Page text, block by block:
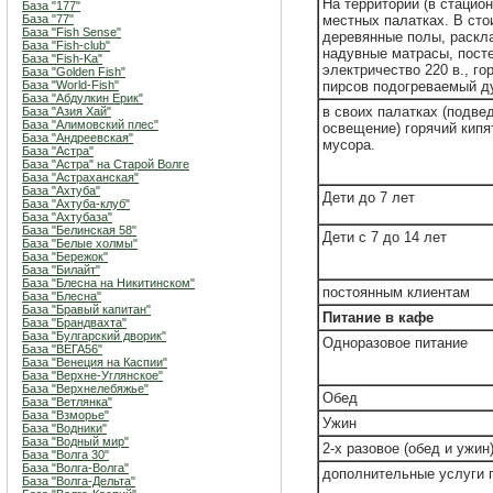
База "177"
База "77"
База "Fish Sense"
База "Fish-club"
База "Fish-Ka"
База "Golden Fish"
База "World-Fish"
База "Абдулкин Ерик"
База "Азия Хай"
База "Алимовский плес"
База "Андреевская"
База "Астра"
База "Астра" на Старой Волге
База "Астраханская"
База "Ахтуба"
База "Ахтуба-клуб"
База "Ахтубаза"
База "Белинская 58"
База "Белые холмы"
База "Бережок"
База "Билайт"
База "Блесна на Никитинском"
База "Блесна"
База "Бравый капитан"
База "Брандвахта"
База "Булгарский дворик"
База "ВЕГА56"
База "Венеция на Каспии"
База "Верхне-Углянское"
База "Верхнелебяжье"
База "Ветлянка"
База "Взморье"
База "Водники"
База "Водный мир"
База "Волга 30"
База "Волга-Волга"
База "Волга-Дельта"
На территории (в
местных палатках. В
деревянные полы,
надувные матрасы,
электричество 220 в.,
пирсов подогреваемый
в своих палатках
освещение) горячий
мусора.
Дети до 7 лет
Дети с 7 до 14 лет
постоянным клиентам
Питание в кафе
Одноразовое питание
Обед
Ужин
2-х разовое (обед и ужин)
дополнительные услуги